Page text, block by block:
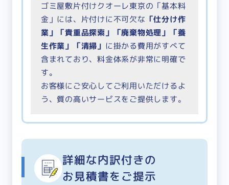
ゴミ屋敷片付けクオーレ東京の「基本料
金」には、片付けに不可欠な 「仕分け作
業」「貴重品探索」「廃棄物処理」「養
生作業」「清掃」 に掛かる費用がすべて
含まれており、料金体系が非常に明確で
す。
お客様にご安心してご利用いただけるよ
う、質の高いサービスをご提供します。
詳細な内訳付きの
お見積書をご提示